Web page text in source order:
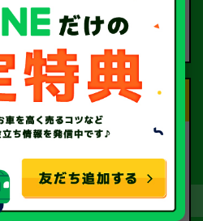
お電話で回答いたしま
す。
Step.4
お引取り